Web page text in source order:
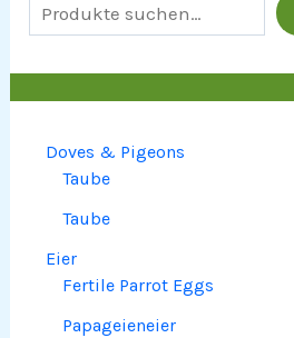
Doves & Pigeons
Taube
Taube
Eier
Fertile Parrot Eggs
Papageieneier